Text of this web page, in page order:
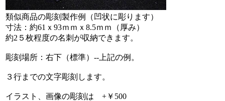
類似商品の彫刻製作例（凹状に彫ります）
寸法：約61ｘ93ｍｍｘ8.5ｍｍ（厚み）
約2５枚程度の名刺が収納できます。
彫刻場所：右下（標準）--上記の例。
３行までの文字彫刻します。
イラスト、画像の彫刻は +￥500